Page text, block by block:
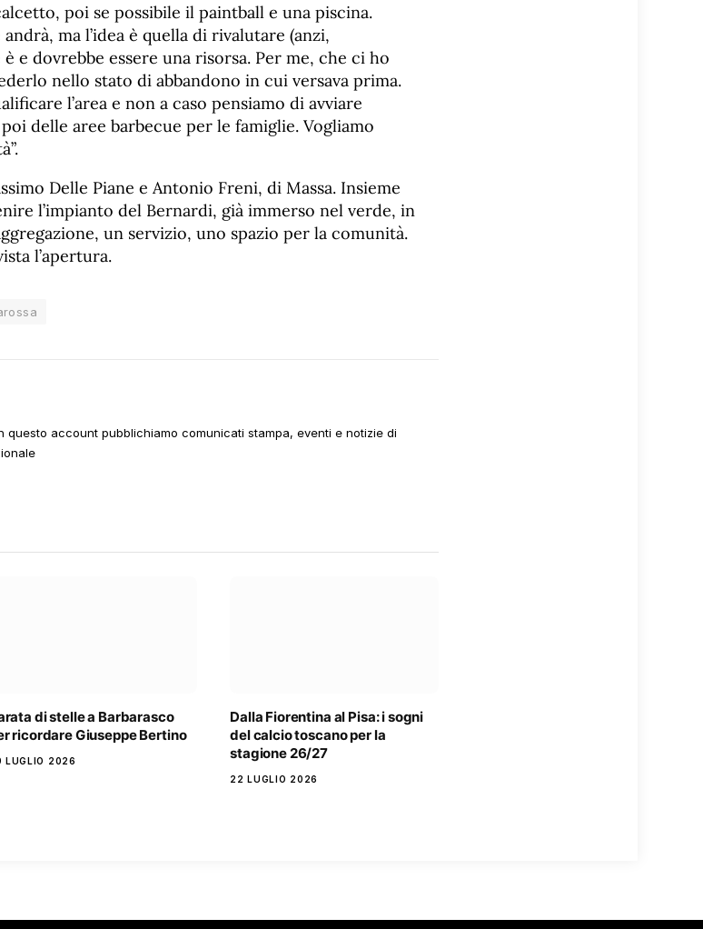
poi se possibile il paintball e una piscina.
ma l’idea è quella di rivalutare (anzi,
e dovrebbe essere una risorsa. Per me, che ci ho
nello stato di abbandono in cui versava prima.
l’area e non a caso pensiamo di avviare
delle aree barbecue per le famiglie. Vogliamo
Delle Piane e Antonio Freni, di Massa. Insieme
l’impianto del Bernardi, già immerso nel verde, in
un servizio, uno spazio per la comunità.
l’apertura.
questo account pubblichiamo comunicati stampa, eventi e notizie di
di stelle a Barbarasco
ricordare Giuseppe Bertino
LUGLIO 2026
Dalla Fiorentina al Pisa: i sogni
del calcio toscano per la
stagione 26/27
22 LUGLIO 2026